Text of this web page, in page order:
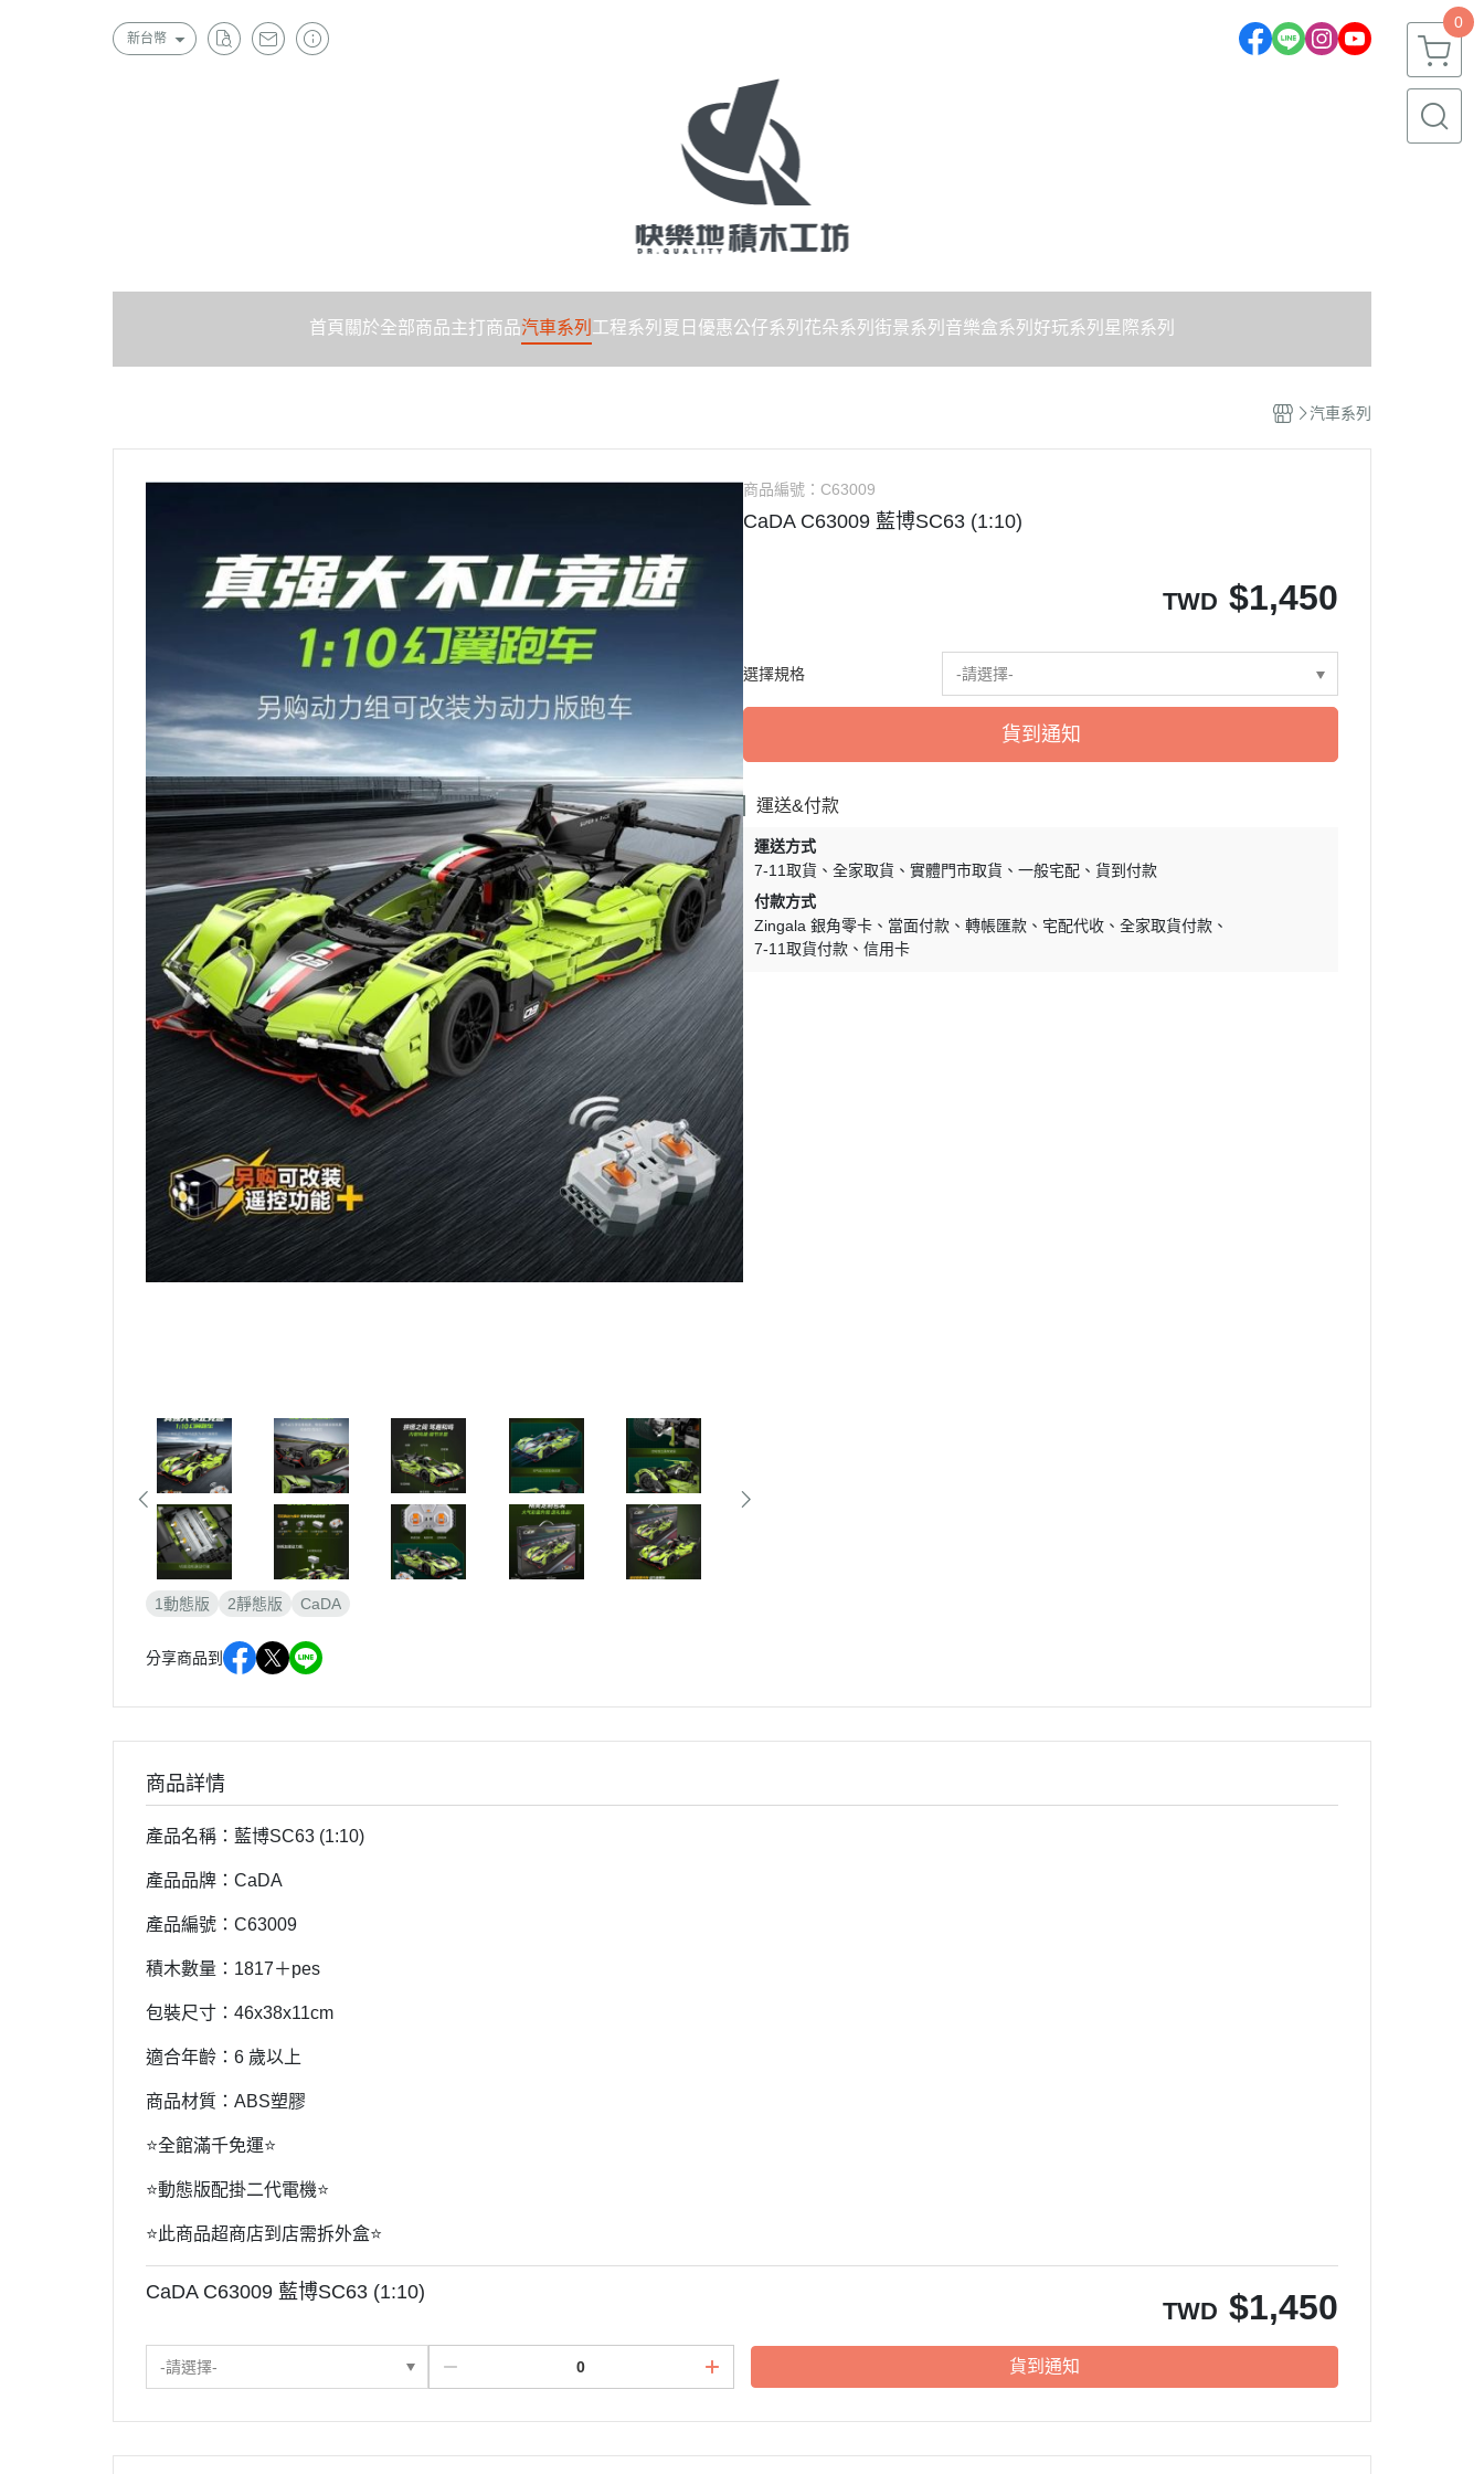
新台幣
0
首頁 關於全部商品主打商品汽車系列 工程系列 夏日優惠公仔系列 花朵系列 街景系列 音樂盒系列 好玩系列 星際系列
汽車系列
1動態版 2靜態版 CaDA
分享商品到
商品編號： C63009
CaDA C63009 藍博SC63 (1:10)
TWD $1,450
選擇規格 -請選擇-
貨到通知
運送&付款
運送方式
7-11取貨
全家取貨 實體門市取貨 一般宅配
貨到付款
付款方式
Zingala 銀角零卡
當面付款 轉帳匯款 宅配代收
全家取貨付款
7-11取貨付款
信用卡
商品詳情
產品名稱：藍博SC63 (1:10)
產品品牌：CaDA
產品編號：C63009
積木數量：1817＋pes
包裝尺寸：46x38x11cm
適合年齡：6 歲以上
商品材質：ABS塑膠
⭐️全館滿千免運⭐️
⭐️動態版配掛二代電機⭐️
⭐️此商品超商店到店需拆外盒⭐️
CaDA C63009 藍博SC63 (1:10)
TWD $1,450
-請選擇- 貨到通知